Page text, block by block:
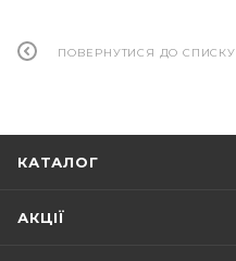
ПОВЕРНУТИСЯ ДО СПИСКУ
КАТАЛОГ
АКЦІЇ